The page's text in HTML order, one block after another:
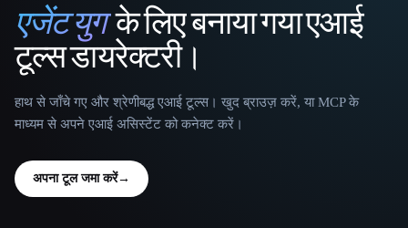
That AI Collection
एजेंट युगके लिए बनाया गया एआई
टूल्स डायरेक्टरी।
हाथ से जाँचे गए और श्रेणीबद्ध एआई टूल्स। खुद ब्राउज़ करें, या MCP के
माध्यम से अपने एआई असिस्टेंट को कनेक्ट करें।
अपना टूल जमा करें→